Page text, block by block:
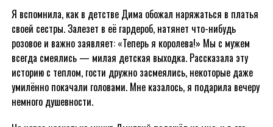
Я вспомнила, как в детстве Дима обожал наряжаться в платья
своей сестры. Залезет в её гардероб, натянет что-нибудь
розовое и важно заявляет: «Теперь я королева!» Мы с мужем
всегда смеялись — милая детская выходка. Рассказала эту
историю с теплом, гости дружно засмеялись, некоторые даже
умилённо покачали головами. Мне казалось, я подарила вечеру
немного душевности.